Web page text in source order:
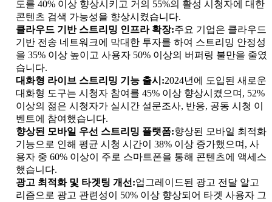
도를 40% 이상 향상시키고 거의 55%의 활성 시청자에 대한
콘텐츠 검색 가능성을 향상시켰습니다.
클라우드 기반 스트리밍 인프라 확장:주요 기업은 클라우드
기반 전송 네트워크에 막대한 투자를 하여 스트리밍 안정성
을 35% 이상 높이고 사용자 50% 이상의 버퍼링 불만을 줄였
습니다.
대화형 라이브 스트리밍 기능 출시:2024년에 도입된 새로운
대화형 도구는 시청자 참여를 45% 이상 향상시켰으며, 52%
이상의 젊은 시청자가 실시간 설문조사, 반응, 공동 시청 이
벤트에 참여했습니다.
향상된 모바일 우선 스트리밍 플랫폼:향상된 모바일 최적화
기능으로 인해 평균 시청 시간이 38% 이상 증가했으며, 사
용자 중 60% 이상이 주로 스마트폰을 통해 콘텐츠에 액세스
했습니다.
광고 최적화 및 타겟팅 개선:업그레이드된 광고 전달 알고
리즘으로 광고 관련성이 50% 이상 향상되어 타겟 사용자 그